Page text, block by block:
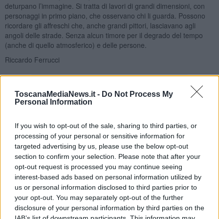
ToscanaMediaNews.it - Do Not Process My
Personal Information
If you wish to opt-out of the sale, sharing to third parties, or
processing of your personal or sensitive information for
targeted advertising by us, please use the below opt-out
section to confirm your selection. Please note that after your
opt-out request is processed you may continue seeing
interest-based ads based on personal information utilized by
us or personal information disclosed to third parties prior to
your opt-out. You may separately opt-out of the further
disclosure of your personal information by third parties on the
deturpano l’immagine. Si tratta di lavori di grandi dimensioni, con
personaggi in primo piano, che osservano chi li guarda. Possono
ricordare gli affreschi che, anche grandi pittori, lasciavano agli
angoli delle strade. Senza alcun timore per il degrado del tempo
(anche di quello atmosferico) e delle persone.
Riccardo Ferrucci
Se vuoi leggere le notizie principali della Toscana iscriviti alla
Newsletter QUInews - ToscanaMedia.Arriva gratis tutti i giorni
alle 20:00 direttamente nella tua casella di posta.
Basta cliccareQUI
Fotogallery